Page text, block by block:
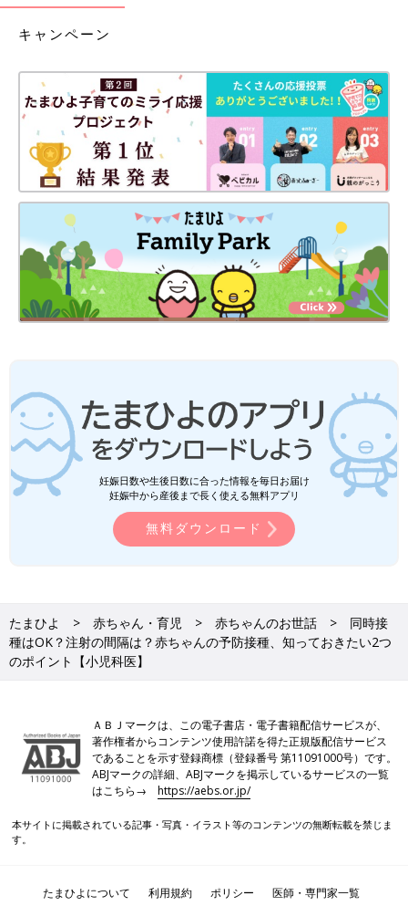
キャンペーン
妊娠日数や生後日数に合った情報を毎日お届け
妊娠中から産後まで長く使える無料アプリ
無料ダウンロード
たまひよ 赤ちゃん・育児 赤ちゃんのお世話
同時接
種はOK？注射の間隔は？赤ちゃんの予防接種、知っておきたい2つ
のポイント【小児科医】
ＡＢＪマークは、この電子書店・電子書籍配信サービスが、
著作権者からコンテンツ使用許諾を得た正規版配信サービス
であることを示す登録商標（登録番号 第11091000号）です。
ABJマークの詳細、ABJマークを掲示しているサービスの一覧
はこちら→https://aebs.or.jp/
本サイトに掲載されている記事・写真・イラスト等のコンテンツの無断転載を禁じま
す。
たまひよについて 利用規約 ポリシー 医師・専門家一覧